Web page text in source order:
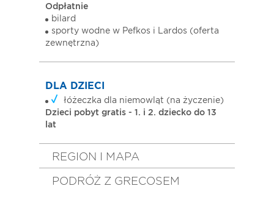
Odpłatnie
bilard
sporty wodne w Pefkos i Lardos (oferta
zewnętrzna)
DLA DZIECI
łóżeczka dla niemowląt (na życzenie)
Dzieci pobyt gratis - 1. i 2. dziecko do 13
lat
REGION I MAPA
PODRÓŻ Z GRECOSEM